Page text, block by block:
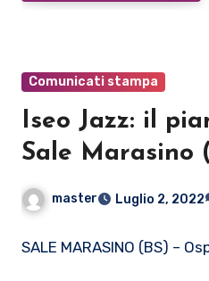
Comunicati stampa
Iseo Jazz: il
Sale Marasino
master Luglio 2, 2022
SALE MARASINO (BS) –